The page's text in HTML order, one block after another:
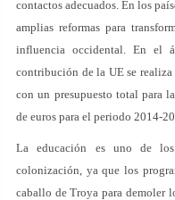
contactos adecuados. En los
amplias reformas para
influencia occidental. En el
contribución de la UE se realiza
con un presupuesto total para
de euros para el periodo 2014-
La educación es uno de
colonización, ya que los
caballo de Troya para demoler